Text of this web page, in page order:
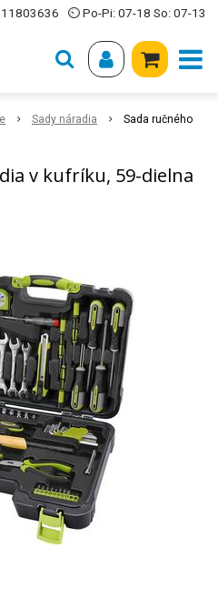
⏲ Po-Pi: 07-18 So: 07-13
Sady náradia
Sada ručného
v kufríku, 59-dielna